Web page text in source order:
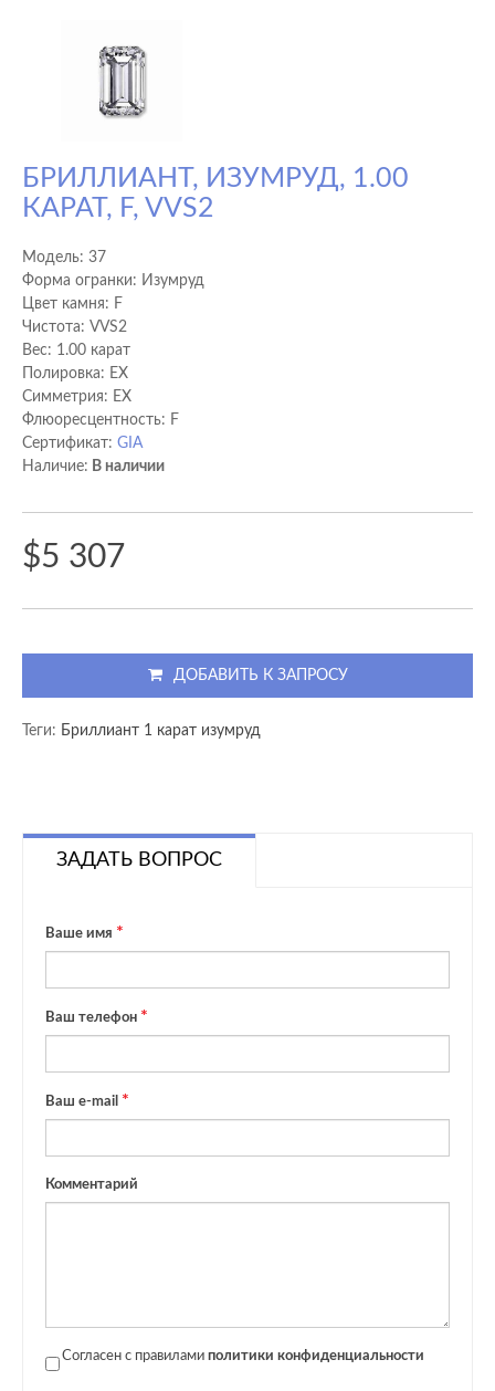
БРИЛЛИАНТ, ИЗУМРУД, 1.00
КАРАТ, F, VVS2
Модель: 37
Форма огранки: Изумруд
Цвет камня: F
Чистота: VVS2
Вес: 1.00 карат
Полировка: EX
Cимметрия: EX
Флюоресцентность: F
Сертификат: GIA
Наличие: В наличии
$5 307
ДОБАВИТЬ К ЗАПРОСУ
Теги: Бриллиант 1 карат изумруд
ЗАДАТЬ ВОПРОС
Ваше имя
Ваш телефон
Ваш e-mail
Комментарий
Согласен с правилами политики конфиденциальности